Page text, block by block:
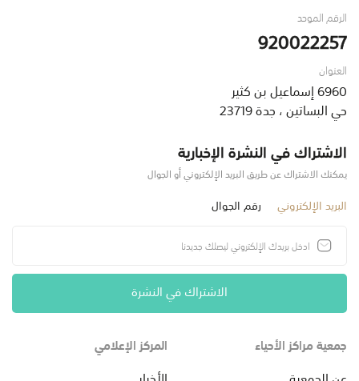
الرقم الموحد
920022257
العنوان
6960 إسماعيل بن كثير
حي البساتين ، جدة 23719
الاشتراك في النشرة الإخبارية
يمكنك الاشتراك عن طريق البريد الإلكتروني أو الجوال
البريد الإلكتروني رقم الجوال
الاشتراك في النشرة
جمعية مراكز الأحياء المركز الإعلامي